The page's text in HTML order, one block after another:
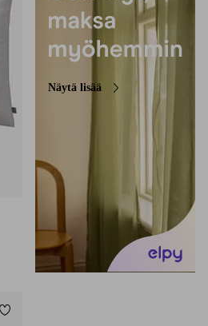
Näytä lisää
Lisää suosikkeihin